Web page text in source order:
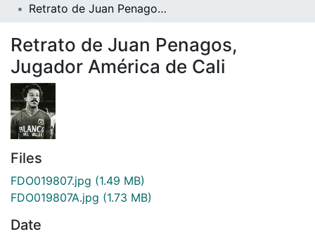
Retrato de Juan Penagos, Jugador América de Cali
Retrato de Juan Penagos,
Jugador América de Cali
Files
FDO019807.jpg (1.49 MB)
FDO019807A.jpg (1.73 MB)
Date